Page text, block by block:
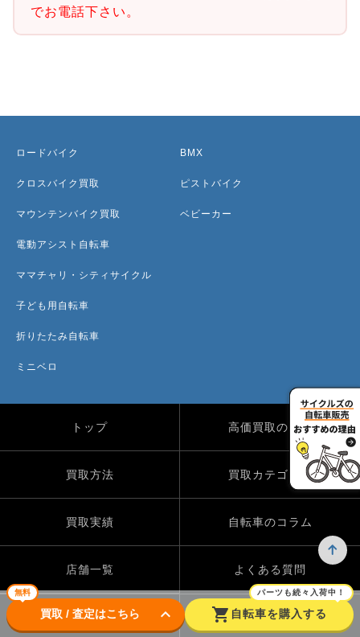
でお電話下さい。
無料
買取 / 査定はこちら keyboard_arrow_down shopping_cart
パーツも続々入荷中！
自転車を購入する
ロードバイク
クロスバイク買取
マウンテンバイク買取
電動アシスト自転車
ママチャリ・シティサイクル
子ども用自転車
折りたたみ自転車
ミニベロ
BMX
ピストバイク
ベビーカー
トップ 高価買取のワケ
買取方法 買取カテゴリー
買取実績 自転車のコラム
店舗一覧 よくある質問
Instagram X